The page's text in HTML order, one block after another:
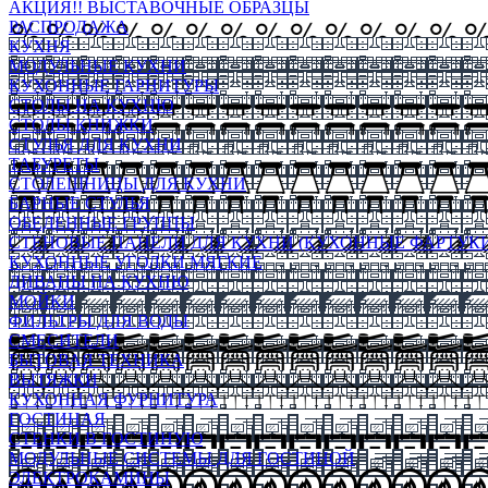
АКЦИЯ!! ВЫСТАВОЧНЫЕ ОБРАЗЦЫ
РАСПРОДАЖА
КУХНЯ
МОДУЛЬНЫЕ КУХНИ
КУХОННЫЕ ГАРНИТУРЫ
СТОЛЫ НА КУХНЮ
СТОЛЫ КНИЖКИ
СТУЛЬЯ ДЛЯ КУХНИ
ТАБУРЕТЫ
СТОЛЕШНИЦЫ ДЛЯ КУХНИ
БАРНЫЕ СТУЛЬЯ
ОБЕДЕННЫЕ ГРУППЫ
СТЕНОВЫЕ ПАНЕЛИ ДЛЯ КУХНИ (КУХОННЫЕ
КУХОННЫЕ УГОЛКИ МЯГКИЕ
ДИВАНЫ НА КУХНЮ
МОЙКИ
ФИЛЬТРЫ ДЛЯ ВОДЫ
СМЕСИТЕЛИ
БЫТОВАЯ ТЕХНИКА
ВЫТЯЖКИ
КУХОННАЯ ФУРНИТУРА
ГОСТИНАЯ
СТЕНКИ В ГОСТИНУЮ
МОДУЛЬНЫЕ СИСТЕМЫ ДЛЯ ГОСТИНОЙ
ЭЛЕКТРОКАМИНЫ